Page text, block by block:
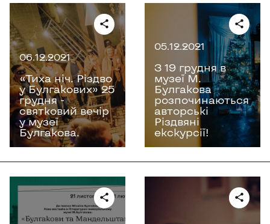
06.12.2021
«Тиха ніч. Різдво
у Булгакових» 25
грудня -
святковий вечір
у музеї
Булгакова.
05.12.2021
З 19 грудня в
музеї М.
Булгакова
розпочинаються
авторські
Різдвяні
екскурсії!